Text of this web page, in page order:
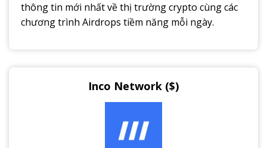
Inco Network ($)
thông tin mới nhất về thị trường crypto cùng các
chương trình Airdrops tiềm năng mỗi ngày.